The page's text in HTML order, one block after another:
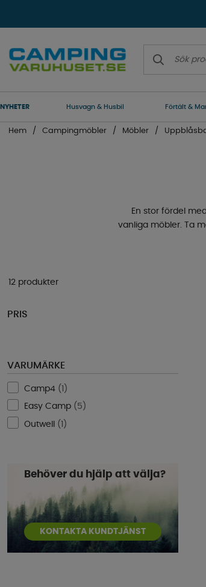
NYHETER Husvagn & Husbil Förtält &
Hem Campingmöbler Möbler
En stor fördel
vanliga möbler. Ta
12 produkter
PRIS
VARUMÄRKE
Camp4 ( )
Easy Camp ( 5 )
Outwell (1 )
Behöver du hjälp att välja?
KONTAKTA KUNDTJÄNST